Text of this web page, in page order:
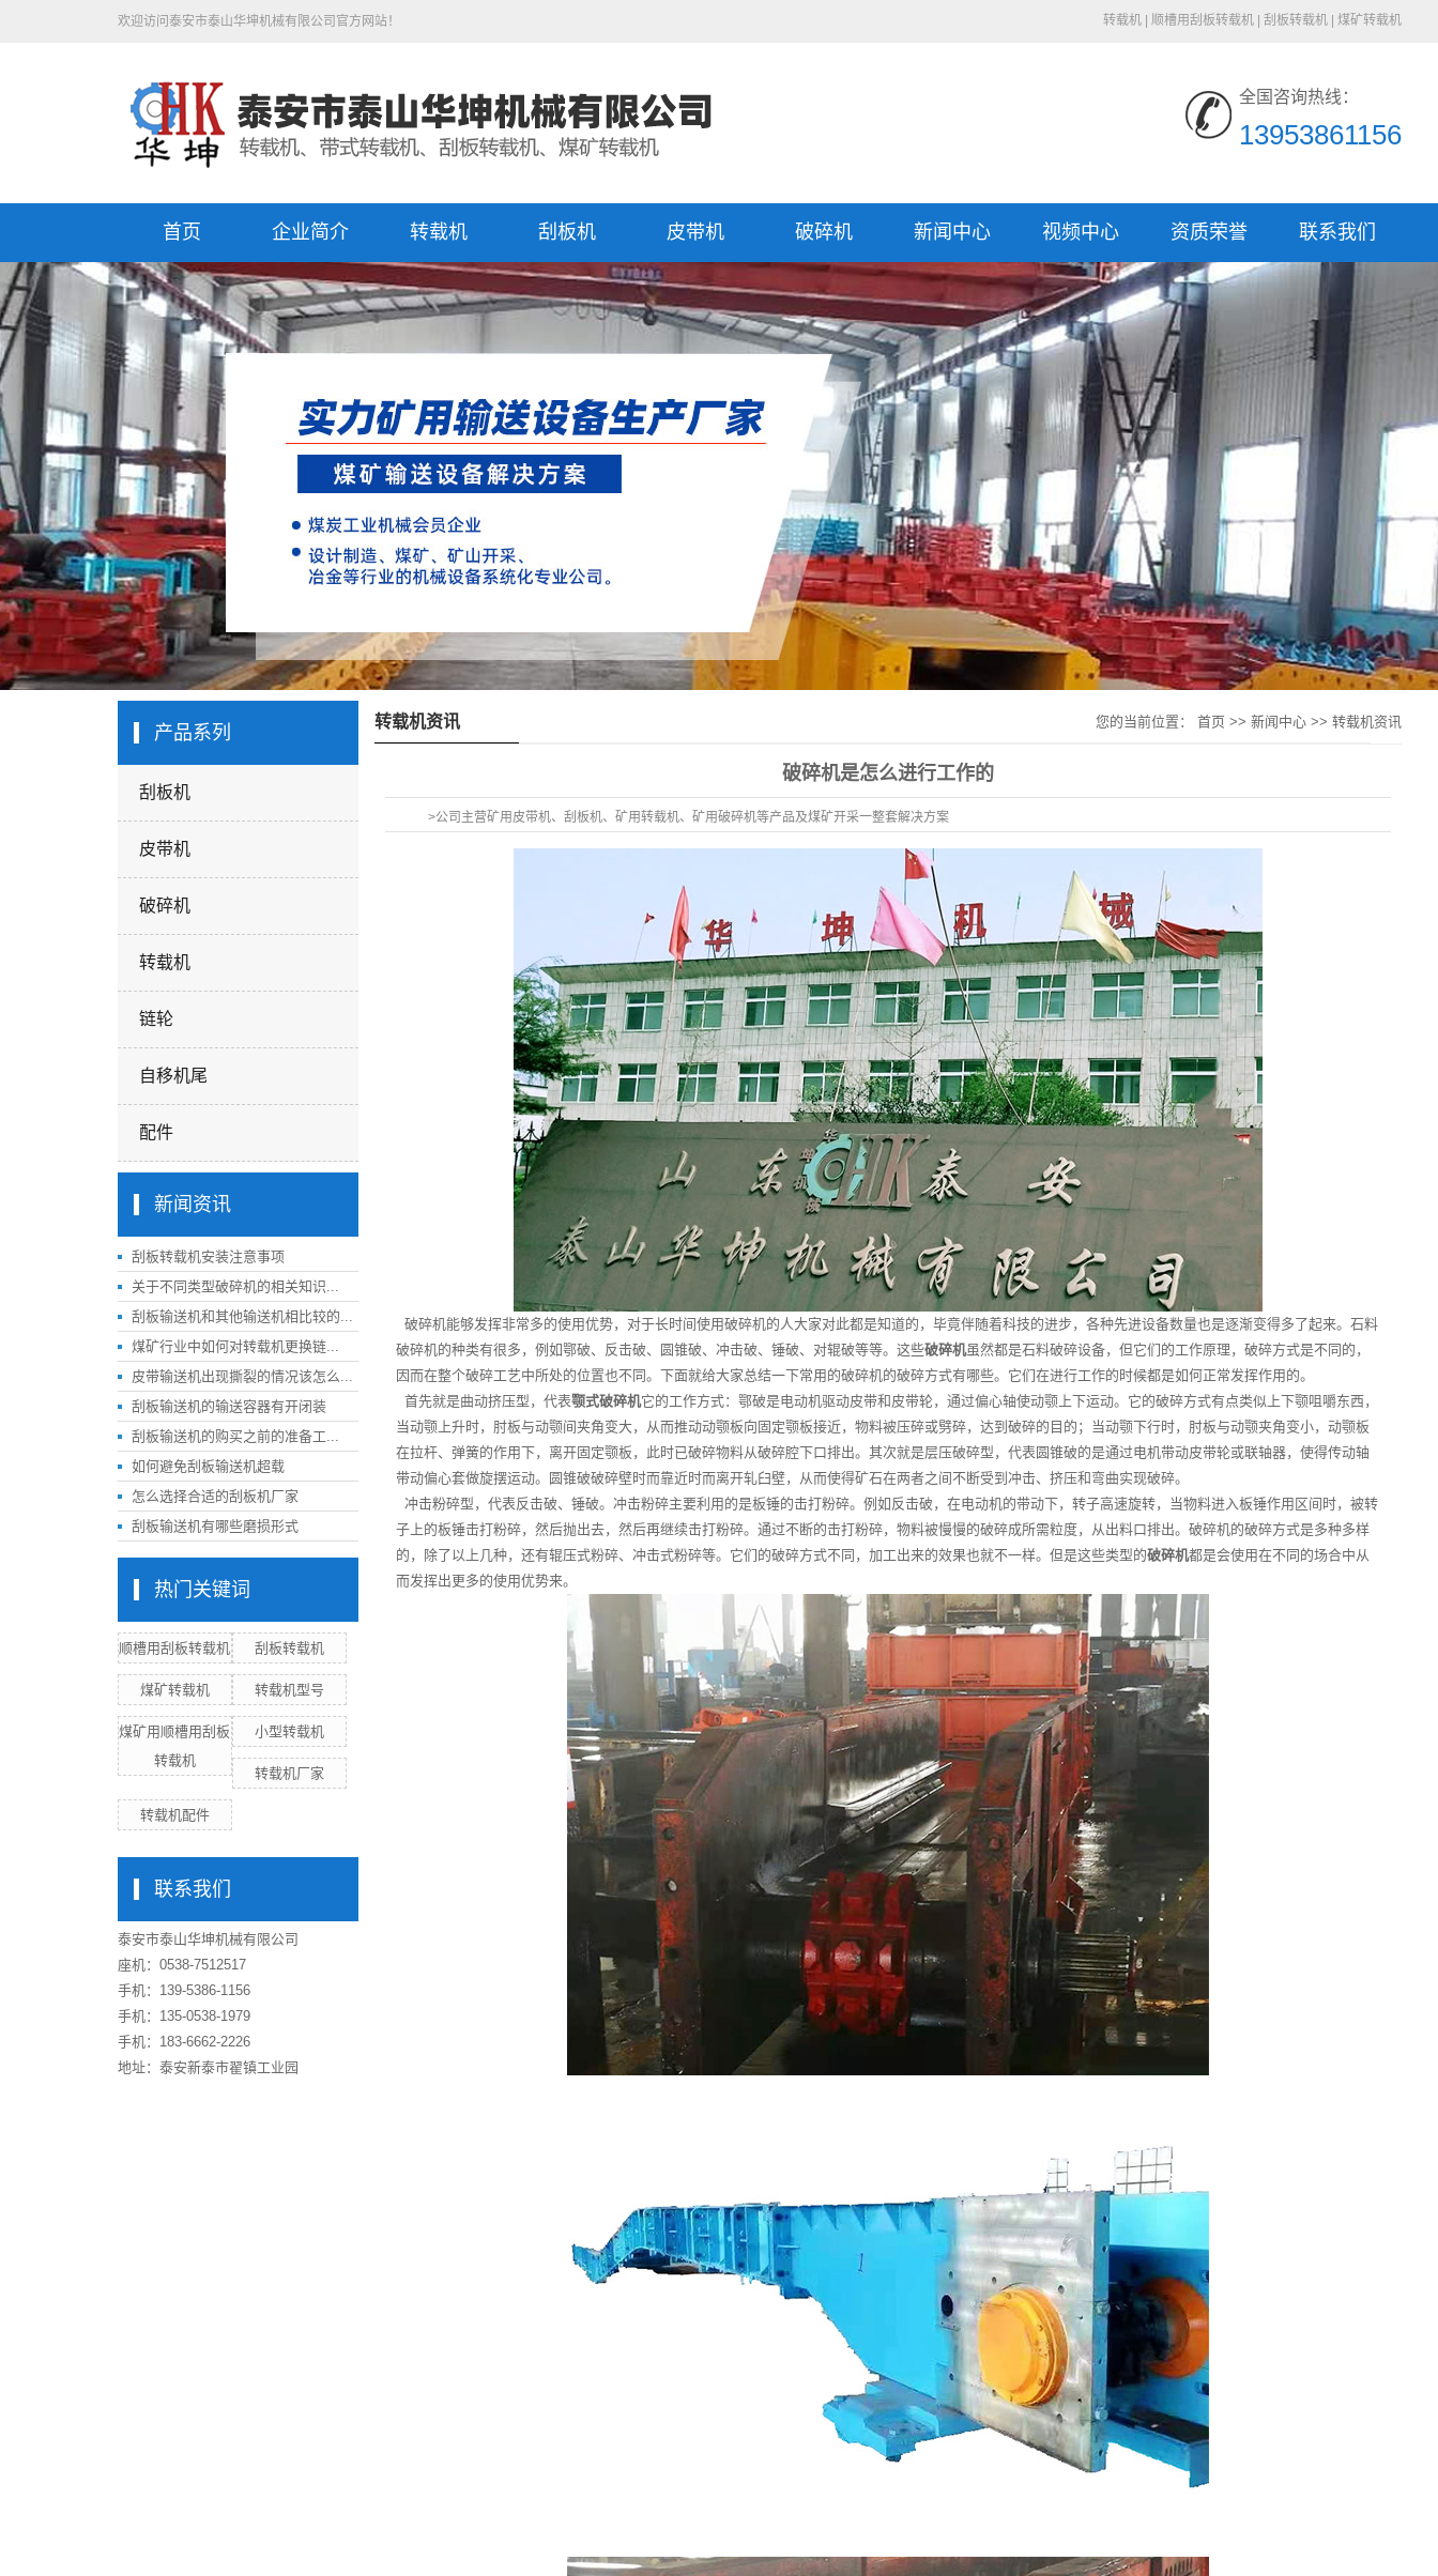
欢迎访问泰安市泰山华坤机械有限公司官方网站！ 转载机 顺槽用刮板转载机 刮板转载机 煤矿转载机
全国咨询热线：
13953861156
首页 企业简介 转载机 刮板机 皮带机 破碎机 新闻中心 视频中心 资质荣誉 联系我们
产品系列
刮板机
皮带机
破碎机
转载机
链轮
自移机尾
配件
新闻资讯
刮板转载机安装注意事项
关于不同类型破碎机的相关知识...
刮板输送机和其他输送机相比较的...
煤矿行业中如何对转载机更换链...
皮带输送机出现撕裂的情况该怎么...
刮板输送机的输送容器有开闭装
刮板输送机的购买之前的准备工...
如何避免刮板输送机超载
怎么选择合适的刮板机厂家
刮板输送机有哪些磨损形式
热门关键词
顺槽用刮板转载机 刮板转载机
煤矿转载机 转载机型号
煤矿用顺槽用刮板
转载机
小型转载机
转载机厂家
转载机配件
联系我们
泰安市泰山华坤机械有限公司
座机：0538-7512517
手机：139-5386-1156
手机：135-0538-1979
手机：183-6662-2226
地址：泰安新泰市翟镇工业园
转载机资讯 您的当前位置： 首页 >> 新闻中心 >> 转载机资讯
破碎机是怎么进行工作的
>公司主营矿用皮带机、刮板机、矿用转载机、矿用破碎机等产品及煤矿开采一整套解决方案
破碎机能够发挥非常多的使用优势，对于长时间使用破碎机的人大家对此都是知道的，毕竟伴随着科技的进步，各种先进设备数量也是逐渐变得多了起来。石料
破碎机的种类有很多，例如鄂破、反击破、圆锥破、冲击破、锤破、对辊破等等。这些破碎机虽然都是石料破碎设备，但它们的工作原理，破碎方式是不同的，
因而在整个破碎工艺中所处的位置也不同。下面就给大家总结一下常用的破碎机的破碎方式有哪些。它们在进行工作的时候都是如何正常发挥作用的。
首先就是曲动挤压型，代表颚式破碎机它的工作方式：鄂破是电动机驱动皮带和皮带轮，通过偏心轴使动颚上下运动。它的破碎方式有点类似上下颚咀嚼东西，
当动颚上升时，肘板与动颚间夹角变大，从而推动动颚板向固定颚板接近，物料被压碎或劈碎，达到破碎的目的；当动颚下行时，肘板与动颚夹角变小，动颚板
在拉杆、弹簧的作用下，离开固定颚板，此时已破碎物料从破碎腔下口排出。其次就是层压破碎型，代表圆锥破的是通过电机带动皮带轮或联轴器，使得传动轴
带动偏心套做旋摆运动。圆锥破破碎壁时而靠近时而离开轧臼壁，从而使得矿石在两者之间不断受到冲击、挤压和弯曲实现破碎。
冲击粉碎型，代表反击破、锤破。冲击粉碎主要利用的是板锤的击打粉碎。例如反击破，在电动机的带动下，转子高速旋转，当物料进入板锤作用区间时，被转
子上的板锤击打粉碎，然后抛出去，然后再继续击打粉碎。通过不断的击打粉碎，物料被慢慢的破碎成所需粒度，从出料口排出。破碎机的破碎方式是多种多样
的，除了以上几种，还有辊压式粉碎、冲击式粉碎等。它们的破碎方式不同，加工出来的效果也就不一样。但是这些类型的破碎机都是会使用在不同的场合中从
而发挥出更多的使用优势来。